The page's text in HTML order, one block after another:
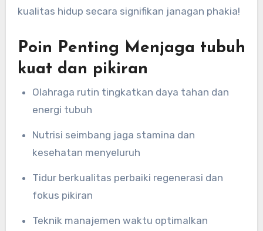
kualitas hidup secara signifikan janagan phakia!
Poin Penting Menjaga tubuh
kuat dan pikiran
Olahraga rutin tingkatkan daya tahan dan
energi tubuh
Nutrisi seimbang jaga stamina dan
kesehatan menyeluruh
Tidur berkualitas perbaiki regenerasi dan
fokus pikiran
Teknik manajemen waktu optimalkan